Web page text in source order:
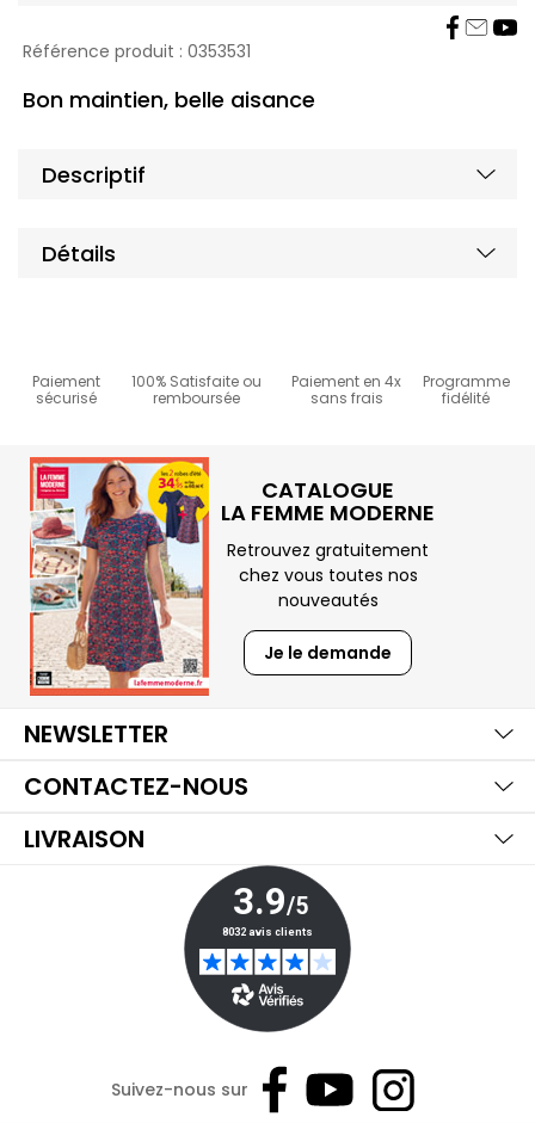
Référence produit : 0353531
Bon maintien, belle aisance
Descriptif
Détails
Paiement
sécurisé
100% Satisfaite ou
remboursée
Paiement en 4x
sans frais
Programme
fidélité
CATALOGUE
LA FEMME MODERNE
Retrouvez gratuitement
chez vous toutes nos
nouveautés
Je le demande
NEWSLETTER
CONTACTEZ-NOUS
LIVRAISON
Suivez-nous sur